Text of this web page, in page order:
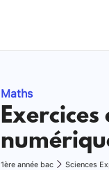
Maths
1ère année bac Sciences